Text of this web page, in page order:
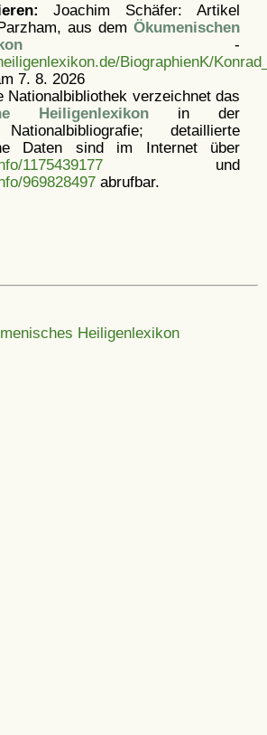
Joachim Schäfer: Artikel
aus dem Ökumenischen
-
BiographienK/
7. 8. 2026
Nationalbibliothek verzeichnet das
Heiligenlexikonin der
detaillierte
Daten sind im Internet über
1175439177und
969828497abrufbar.
Heiligenlexikon